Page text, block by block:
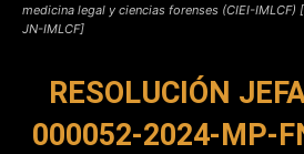
medicina legal y ciencias forenses (CIEI-
JN-IMLCF]
RESOLUCIÓN
000052-2024-MP-